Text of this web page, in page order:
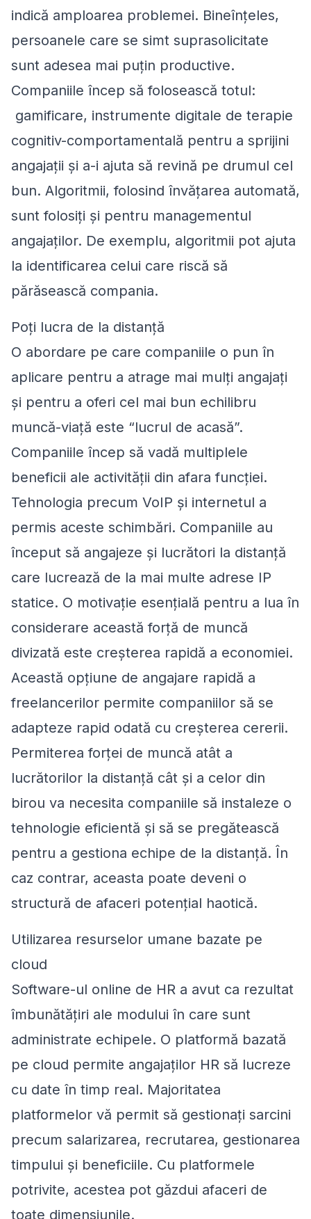
indică amploarea problemei. Bineînțeles,
persoanele care se simt suprasolicitate
sunt adesea mai puțin productive.
Companiile încep să folosească totul:
gamificare, instrumente digitale de terapie
cognitiv-comportamentală pentru a sprijini
angajații și a-i ajuta să revină pe drumul cel
bun. Algoritmii, folosind învățarea automată,
sunt folosiți și pentru managementul
angajaților. De exemplu, algoritmii pot ajuta
la identificarea celui care riscă să
părăsească compania.
Poți lucra de la distanță
O abordare pe care companiile o pun în
aplicare pentru a atrage mai mulți angajați
și pentru a oferi cel mai bun echilibru
muncă-viață este “lucrul de acasă”.
Companiile încep să vadă multiplele
beneficii ale activității din afara funcției.
Tehnologia precum VoIP și internetul a
permis aceste schimbări. Companiile au
început să angajeze și lucrători la distanță
care lucrează de la mai multe adrese IP
statice. O motivație esențială pentru a lua în
considerare această forță de muncă
divizată este creșterea rapidă a economiei.
Această opțiune de angajare rapidă a
freelancerilor permite companiilor să se
adapteze rapid odată cu creșterea cererii.
Permiterea forței de muncă atât a
lucrătorilor la distanță cât și a celor din
birou va necesita companiile să instaleze o
tehnologie eficientă și să se pregătească
pentru a gestiona echipe de la distanță. În
caz contrar, aceasta poate deveni o
structură de afaceri potențial haotică.
Utilizarea resurselor umane bazate pe
cloud
Software-ul online de HR a avut ca rezultat
îmbunătățiri ale modului în care sunt
administrate echipele. O platformă bazată
pe cloud permite angajaților HR să lucreze
cu date în timp real. Majoritatea
platformelor vă permit să gestionați sarcini
precum salarizarea, recrutarea, gestionarea
timpului și beneficiile. Cu platformele
potrivite, acestea pot găzdui afaceri de
toate dimensiunile.